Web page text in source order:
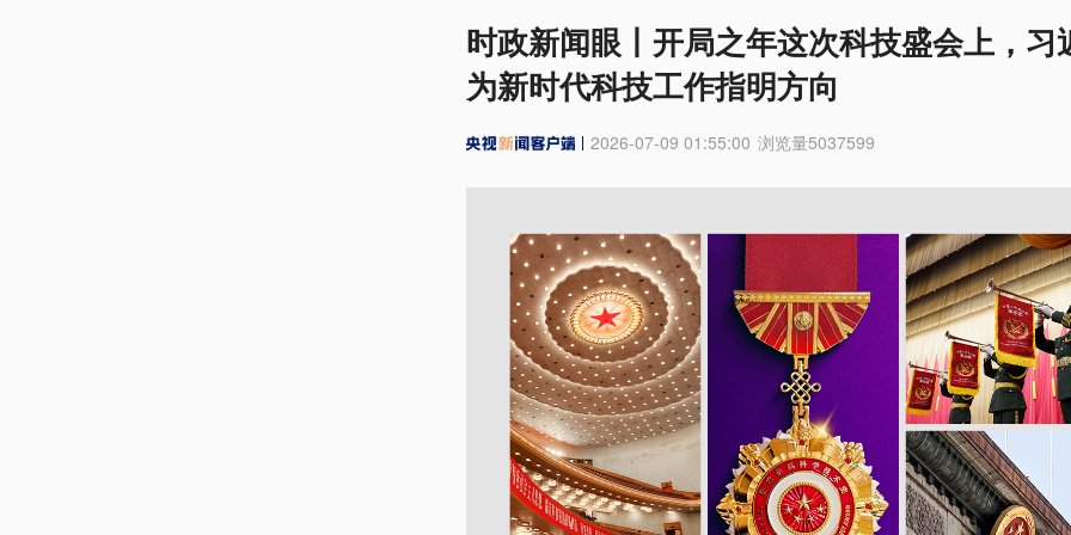
时政新闻眼丨开局之年这次科技盛会上，习
为新时代科技工作指明方向
2026-07-09 01:55:00 浏览量5037599